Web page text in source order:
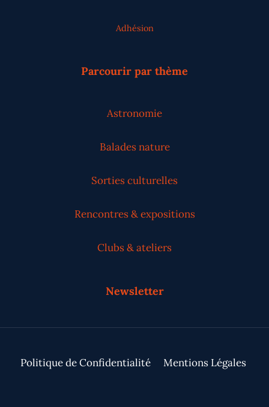
Adhésion
Parcourir par thème
Astronomie
Balades nature
Sorties culturelles
Rencontres & expositions
Clubs & ateliers
Newsletter
Politique de Confidentialité Mentions Légales